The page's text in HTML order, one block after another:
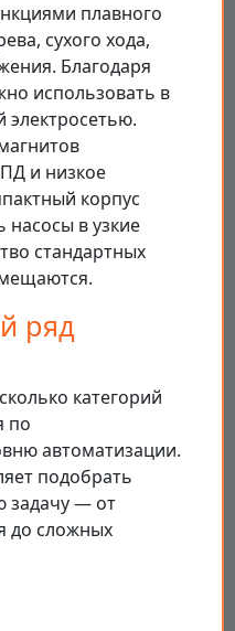
плавного
сухого хода,
Благодаря
использовать в
электросетью.
и низкое
корпус
насосы в узкие
стандартных
ряд
категорий
по
автоматизации.
подобрать
задачу — от
до сложных